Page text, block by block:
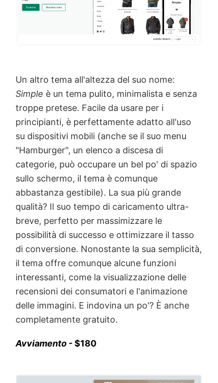
Un altro tema all'altezza del suo nome:
Simple è un tema pulito, minimalista e senza
troppe pretese. Facile da usare per i
principianti, è perfettamente adatto all'uso
su dispositivi mobili (anche se il suo menu
"Hamburger", un elenco a discesa di
categorie, può occupare un bel po' di spazio
sullo schermo, il tema è comunque
abbastanza gestibile). La sua più grande
qualità? Il suo tempo di caricamento ultra-
breve, perfetto per massimizzare le
possibilità di successo e ottimizzare il tasso
di conversione. Nonostante la sua semplicità,
il tema offre comunque alcune funzioni
interessanti, come la visualizzazione delle
recensioni dei consumatori e l'animazione
delle immagini. E indovina un po'? È anche
completamente gratuito.
Avviamento - $180